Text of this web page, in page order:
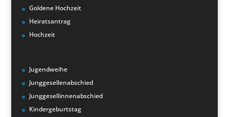
Goldene Hochzeit
Heiratsantrag
Hochzeit
Jugendweihe
Junggesellenabschied
Junggesellinnenabschied
Kindergeburtstag